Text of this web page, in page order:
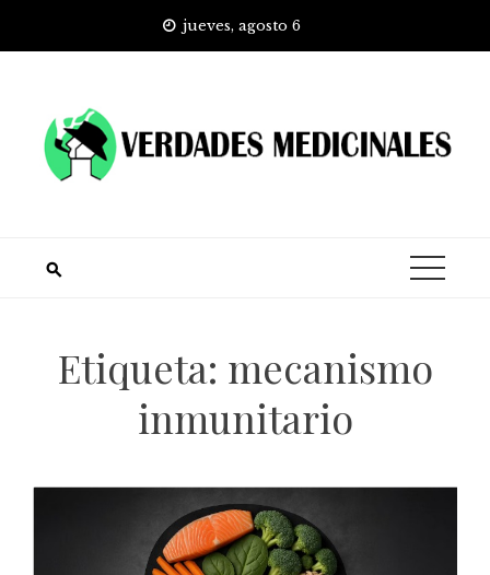
jueves, agosto 6
Etiqueta: mecanismo
inmunitario